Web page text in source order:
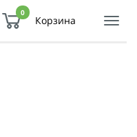
0
Корзина